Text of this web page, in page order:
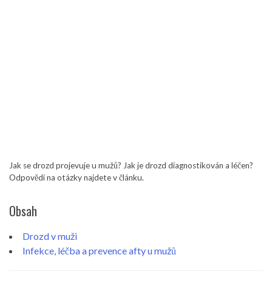
Jak se drozd projevuje u mužů? Jak je drozd diagnostikován a léčen?
Odpovědi na otázky najdete v článku.
Obsah
Drozd v muži
Infekce, léčba a prevence afty u mužů